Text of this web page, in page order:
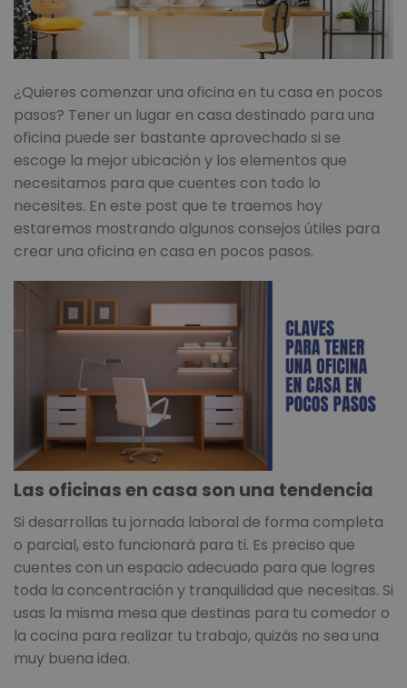
¿Quieres comenzar una oficina en tu casa en pocos
pasos? Tener un lugar en casa destinado para una
oficina puede ser bastante aprovechado si se
escoge la mejor ubicación y los elementos que
necesitamos para que cuentes con todo lo
necesites. En este post que te traemos hoy
estaremos mostrando algunos consejos útiles para
crear una oficina en casa en pocos pasos.
Las oficinas en casa son una tendencia
Si desarrollas tu jornada laboral de forma completa
o parcial, esto funcionará para ti. Es preciso que
cuentes con un espacio adecuado para que logres
toda la concentración y tranquilidad que necesitas. Si
usas la misma mesa que destinas para tu comedor o
la cocina para realizar tu trabajo, quizás no sea una
muy buena idea.